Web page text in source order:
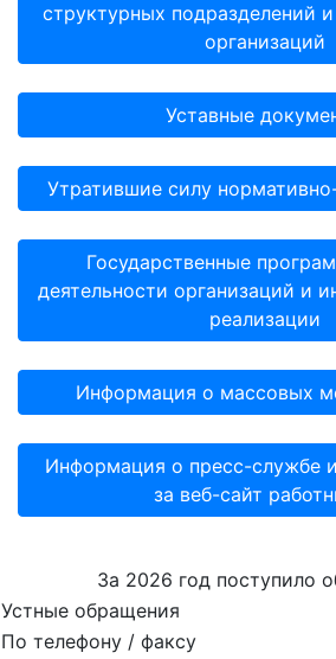
структурных подразделений
организаций
Уставные
Утратившие силу
Государственные
деятельности организаций и
реализации
Информация о массовых
Информация о пресс-службе
за веб-сайт
За 2026 год поступило
Устные обращения
По телефону / факсу